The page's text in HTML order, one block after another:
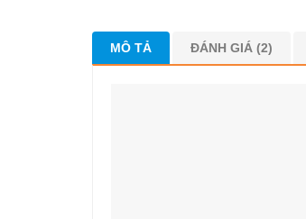
MÔ TẢ ĐÁNH GIÁ (2)